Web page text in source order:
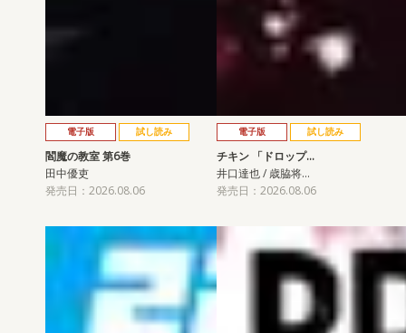
電子版 試し読み
閻魔の教室 第6巻
田中優吏
発売日：2026.08.06
電子版 試し読み
チキン 「ドロップ…
井口達也 / 歳脇将…
発売日：2026.08.06